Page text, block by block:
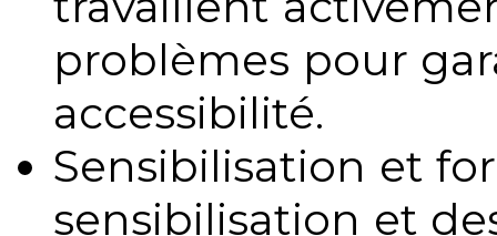
problèmes pour
accessibilité.
Sensibilisation et
sensibilisation et